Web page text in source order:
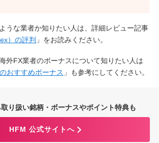
うな業者か知りたい人は、詳細レビュー記事
）の評判 」をお読みください。
外FX業者のボーナスについて知りたい人は
おすすめボーナス 」も参考にしてください。
り扱い銘柄・ボーナスやポイント特典も
HFM 公式サイトへ